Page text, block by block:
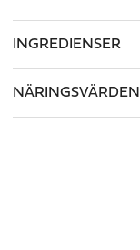
INGREDIENSER
NÄRINGSVÄRDEN